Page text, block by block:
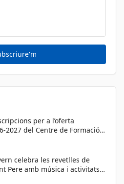
Gènere
per a l’oferta
2027 del Centre de Formació
celebra les revetlles de
Pere amb música i activitats